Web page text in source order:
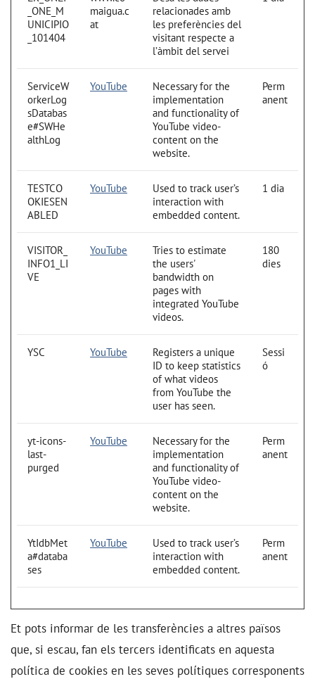
_ONE_M
UNICIPIO
_101404
maigua.c
at
relacionades amb
les preferències del
visitant respecte a
l’àmbit del servei
ServiceW
orkerLog
sDatabas
e#SWHe
althLog
YouTube
Necessary for the
implementation
and functionality of
YouTube video-
content on the
website.
Perm
anent
TESTCO
OKIESEN
ABLED
YouTube
Used to track user’s
interaction with
embedded content.
1 dia
VISITOR_
INFO1_LI
VE
YouTube
Tries to estimate
the users'
bandwidth on
pages with
integrated YouTube
videos.
180
dies
YSC YouTube
Registers a unique
ID to keep statistics
of what videos
from YouTube the
user has seen.
Sessi
ó
yt-icons-
last-
purged
YouTube
Necessary for the
implementation
and functionality of
YouTube video-
content on the
website.
Perm
anent
YtIdbMet
a#databa
ses
YouTube
Used to track user’s
interaction with
embedded content.
Perm
anent
Et pots informar de les transferències a altres països
que, si escau, fan els tercers identificats en aquesta
política de cookies en les seves polítiques corresponents